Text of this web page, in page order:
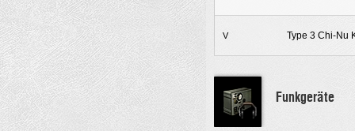
V Type 3 Chi-Nu
Funkgeräte